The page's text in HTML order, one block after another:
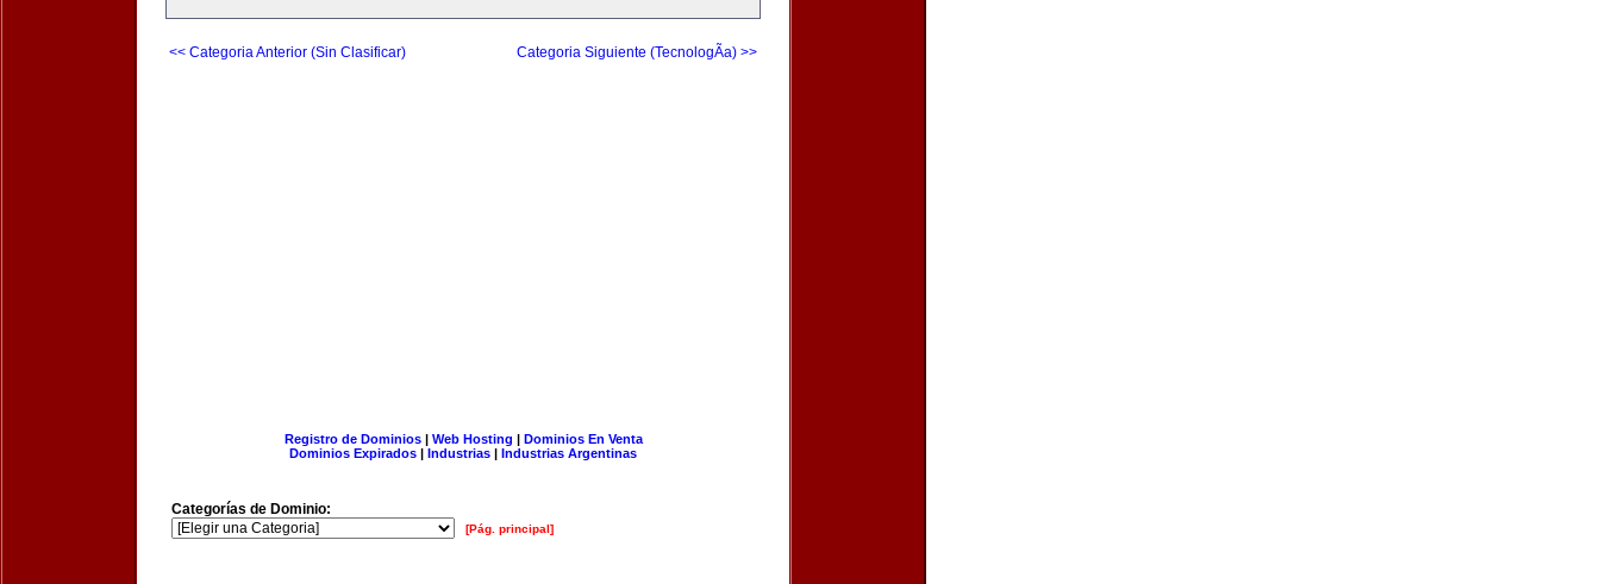
<< Categoria Anterior (Sin Clasificar) Categoria Siguiente (TecnologÃ­a) >>
Registro de Dominios| Web Hosting | Dominios En Venta
Dominios Expirados | Industrias | Industrias Argentinas
Categorías de Dominio:
[Pág. principal]